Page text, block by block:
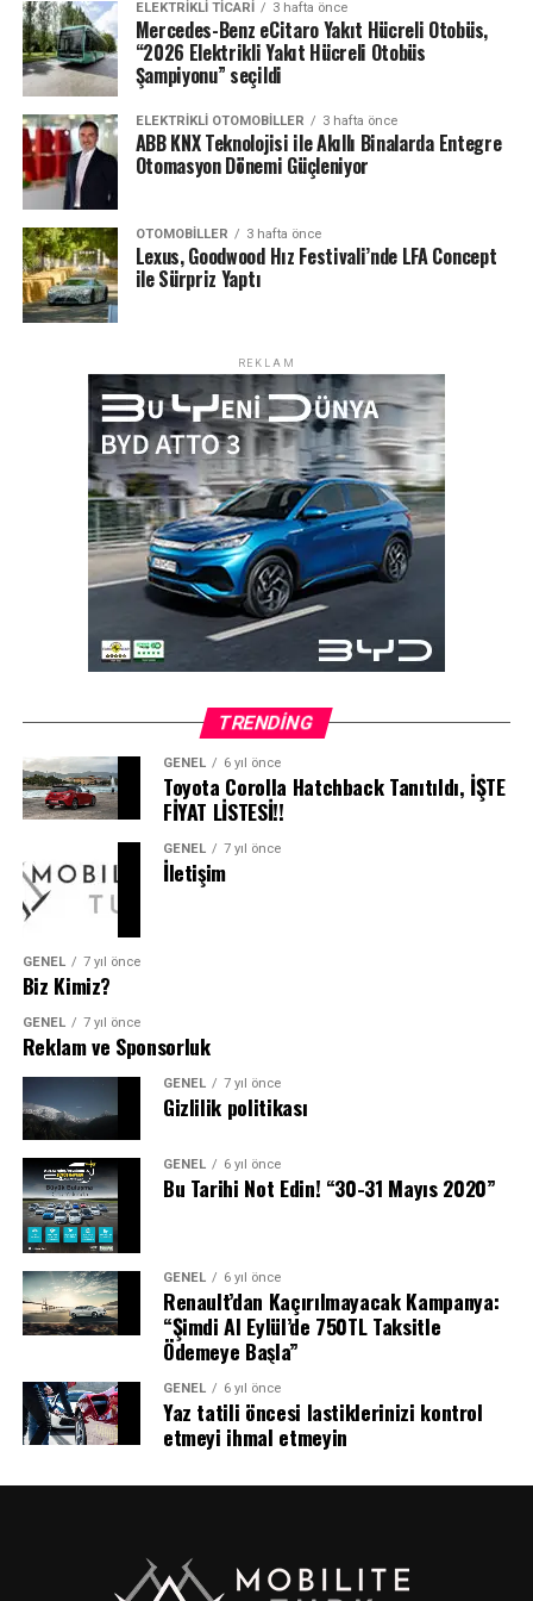
süreci sektörümüz adına tarihi bir adım olarak
değerlendiriyoruz.”
Yeni Dönem: Daha Güvenli, Daha Şeffaf Bir Pazar
Yönetmeliğin yürürlüğe girmesiyle birlikte:
Ekspertiz hizmetlerinde kalite standardizasyonu
sağlanacak
Tüketici mağduriyetleri önemli ölçüde azalacak
Kayıt dışı ve standart dışı uygulamalar ortadan
Sektörde güven temelli bir yapı güçlenecek
Böylece ikinci el araç ticaretinde ekspertiz, sistemin en
kritik güven unsurlarından biri haline gelecek.
ELEKTRIKLI TICARI 3 hafta önce
Mercedes-Benz eCitaro Yakıt Hücreli Otobüs,
“2026 Elektrikli Yakıt Hücreli Otobüs
Şampiyonu” seçildi
ELEKTRIKLI OTOMOBILLER 3 hafta önce
ABB KNX Teknolojisi ile Akıllı Binalarda Entegre
Otomasyon Dönemi Güçleniyor
OTOMOBILLER 3 hafta önce
Lexus, Goodwood Hız Festivali’nde LFA Concept
ile Sürpriz Yaptı
REKLAM
TRENDING
GENEL 6 yıl önce
Toyota Corolla Hatchback Tanıtıldı, İŞTE
FİYAT LİSTESİ!!
GENEL 7 yıl önce
İletişim
GENEL 7 yıl önce
Biz Kimiz?
GENEL 7 yıl önce
Reklam ve Sponsorluk
GENEL 7 yıl önce
Gizlilik politikası
GENEL 6 yıl önce
Bu Tarihi Not Edin! “30-31 Mayıs 2020”
GENEL 6 yıl önce
Renault’dan Kaçırılmayacak Kampanya:
“Şimdi Al Eylül’de 750TL Taksitle
Ödemeye Başla”
GENEL 6 yıl önce
Yaz tatili öncesi lastiklerinizi kontrol
etmeyi ihmal etmeyin